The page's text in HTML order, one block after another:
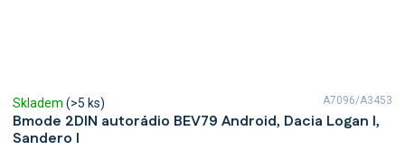
Bmode 2DIN autorádio BEV79 Android, Dacia Logan I,
Sandero I
Skladem (>5 ks) A7096/A3453